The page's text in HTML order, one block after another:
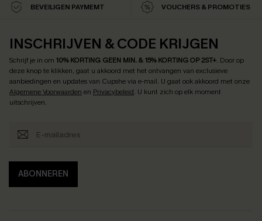
BEVEILIGEN PAYMEMT VOUCHERS & PROMOTIES
INSCHRIJVEN & CODE KRIJGEN
Schrijf je in om 10% KORTING GEEN MIN. & 15% KORTING OP 2ST+. Door op
deze knop te klikken, gaat u akkoord met het ontvangen van exclusieve
aanbiedingen en updates van Cupshe via e-mail. U gaat ook akkoord met onze
Algemene Voorwaarden en Privacybeleid. U kunt zich op elk moment
uitschrijven.
ABONNEREN